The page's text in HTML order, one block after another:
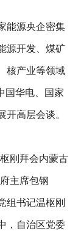
能源央企密集
源开发、煤矿
核产业等领域
国华电、国家
高层会谈。
刚拜会内蒙古
主席包钢
组书记温枢刚
，自治区党委